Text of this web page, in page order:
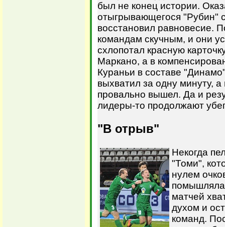
был не конец истории.
отыгрывающегося "Рубин"
восстановил равновесие.
командам скучным, и они
схлопотал красную
Маркано, а в
Кураньи в составе
выхватил за одну минуту,
провально вышел. Да и
лидеры-то продолжают
"В отрыв"
Некогда
"Томи",
нулем
помышляла
матчей
духом и
команд.